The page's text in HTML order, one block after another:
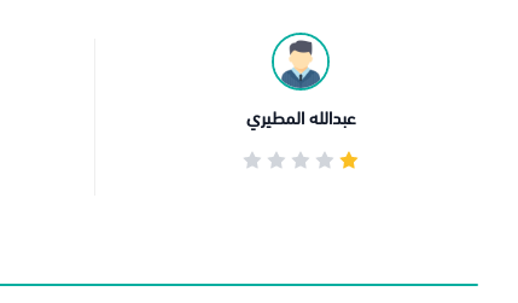
sondus sondus30